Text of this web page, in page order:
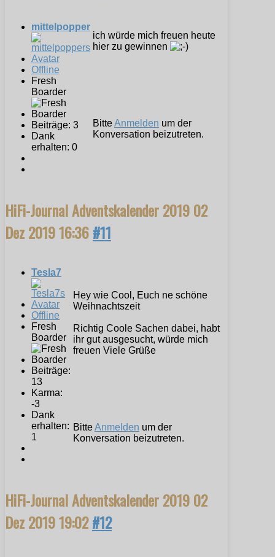
mittelpopper
Offline
Fresh
Boarder
Beiträge: 3
Dank
erhalten: 0
ich würde mich freuen heute
hier zu gewinnen
BitteAnmelden um der
Konversation beizutreten.
HiFi-Journal Adventskalender 201902
Dez 2019 16:36#11
Tesla7
Offline
Fresh
Boarder
Beiträge:
13
Karma:
-3
Dank
erhalten:
1
Hey wie Cool, Euch ne schöne
Weihnachtszeit
Richtig Coole Sachen dabei, habt
ihr gut ausgesucht, würde mich
freuen Viele Grüße
BitteAnmelden um der
Konversation beizutreten.
HiFi-Journal Adventskalender 201902
Dez 2019 19:02#12